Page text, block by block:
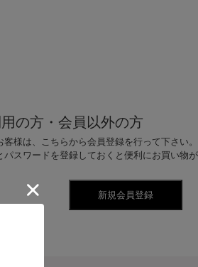
の方・会員以外の方
様は、こちらから会員登録を行って下さい。
パスワードを登録しておくと便利にお買い物